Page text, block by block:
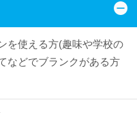
を使える方(趣味や学校の
などでブランクがある方